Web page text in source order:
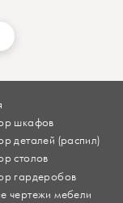
шкафов
деталей (распил)
столов
гардеробов
чертежи мебели